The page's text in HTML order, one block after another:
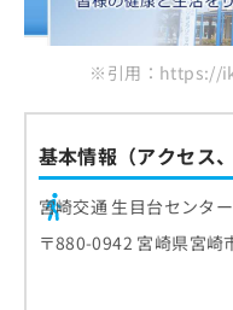
※引用：https://
基本情報（アクセス
宮崎交通 生目台センタ
〒880-0942 宮崎県宮崎